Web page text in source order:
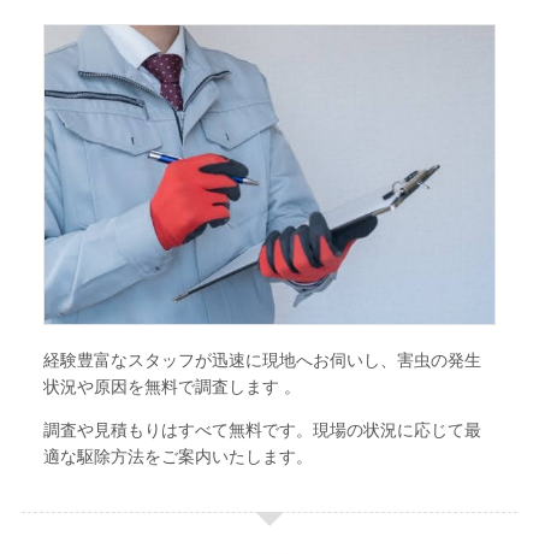
経験豊富なスタッフが迅速に現地へお伺いし、害虫の発生
状況や原因を無料で調査します 。
調査や見積もりはすべて無料です。現場の状況に応じて最
適な駆除方法をご案内いたします。